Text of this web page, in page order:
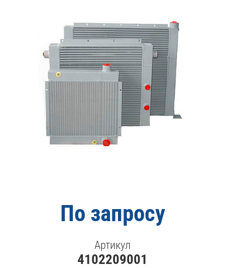
По запросу
Артикул
4102209001